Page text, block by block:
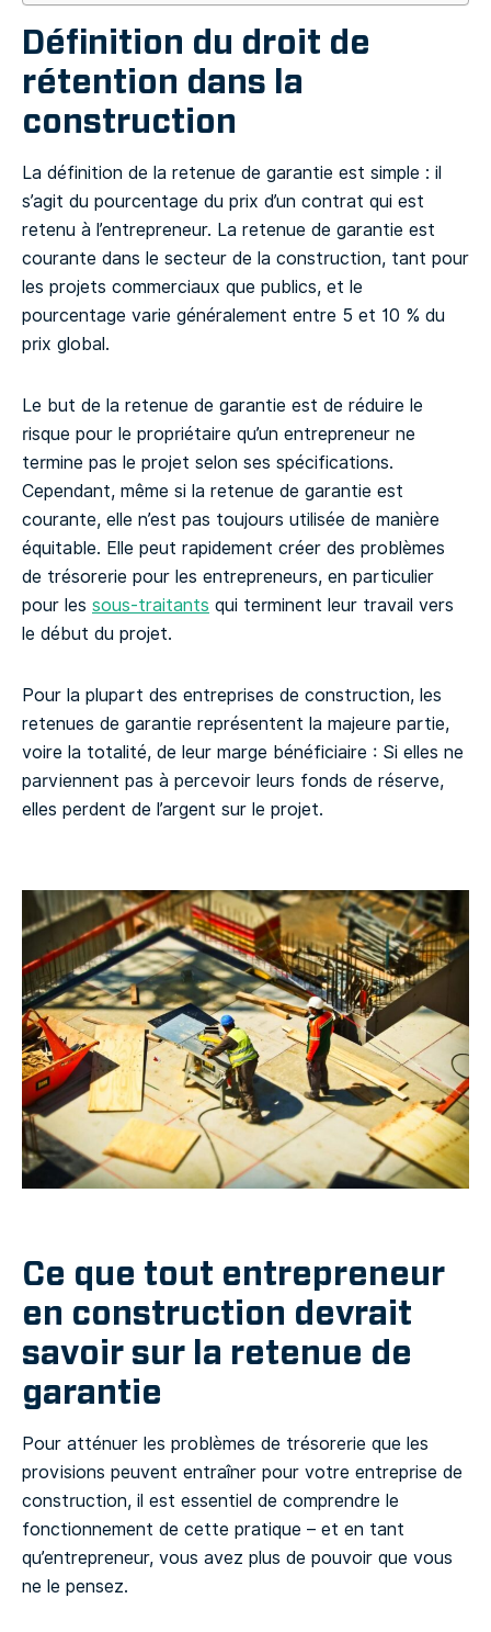
Définition du droit de
rétention dans la
construction
La définition de la retenue de garantie est simple : il
s’agit du pourcentage du prix d’un contrat qui est
retenu à l’entrepreneur. La retenue de garantie est
courante dans le secteur de la construction, tant pour
les projets commerciaux que publics, et le
pourcentage varie généralement entre 5 et 10 % du
prix global.
Le but de la retenue de garantie est de réduire le
risque pour le propriétaire qu’un entrepreneur ne
termine pas le projet selon ses spécifications.
Cependant, même si la retenue de garantie est
courante, elle n’est pas toujours utilisée de manière
équitable. Elle peut rapidement créer des problèmes
de trésorerie pour les entrepreneurs, en particulier
pour les sous-traitants qui terminent leur travail vers
le début du projet.
Pour la plupart des entreprises de construction, les
retenues de garantie représentent la majeure partie,
voire la totalité, de leur marge bénéficiaire : Si elles ne
parviennent pas à percevoir leurs fonds de réserve,
elles perdent de l’argent sur le projet.
Ce que tout entrepreneur
en construction devrait
savoir sur la retenue de
garantie
Pour atténuer les problèmes de trésorerie que les
provisions peuvent entraîner pour votre entreprise de
construction, il est essentiel de comprendre le
fonctionnement de cette pratique – et en tant
qu’entrepreneur, vous avez plus de pouvoir que vous
ne le pensez.